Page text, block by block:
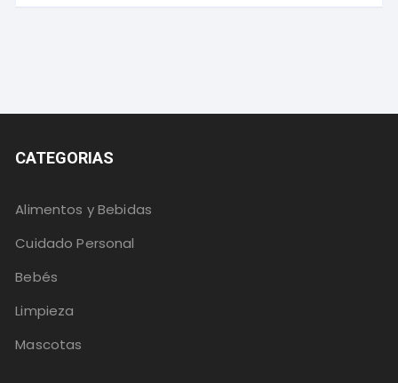
CATEGORIAS
Alimentos y Bebidas
Cuidado Personal
Bebés
Limpieza
Mascotas